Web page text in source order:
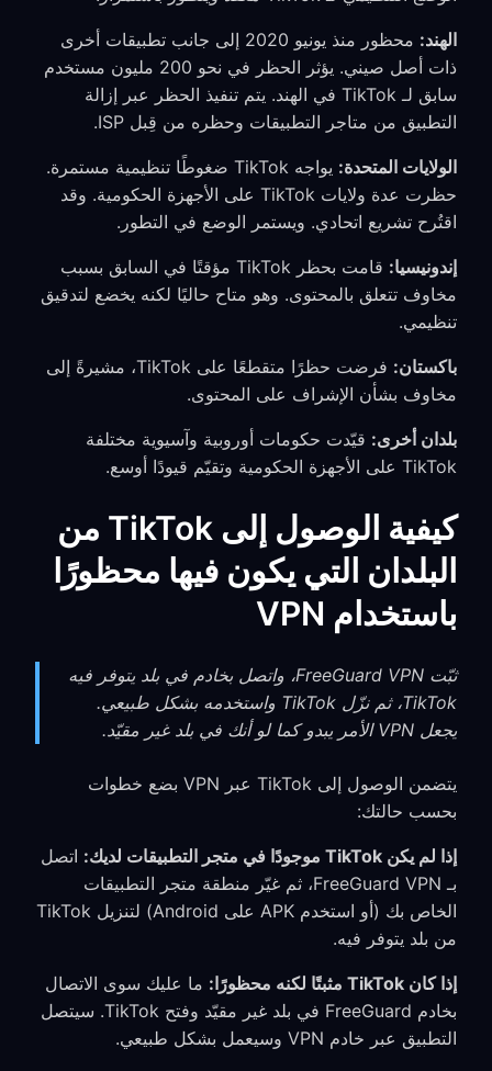
الهند:
محظور منذ يونيو 2020 إلى جانب تطبيقات أخرى
ذات أصل صيني. يؤثر الحظر في نحو 200 مليون مستخدم
سابق لـ TikTok في الهند. يتم تنفيذ الحظر عبر إزالة
التطبيق من متاجر التطبيقات وحظره من قِبل ISP.
الولايات المتحدة:
يواجه TikTok ضغوطًا تنظيمية مستمرة.
حظرت عدة ولايات TikTok على الأجهزة الحكومية. وقد
اقتُرح تشريع اتحادي. ويستمر الوضع في التطور.
إندونيسيا:
قامت بحظر TikTok مؤقتًا في السابق بسبب
مخاوف تتعلق بالمحتوى. وهو متاح حاليًا لكنه يخضع لتدقيق
تنظيمي.
باكستان:
فرضت حظرًا متقطعًا على TikTok، مشيرةً إلى
مخاوف بشأن الإشراف على المحتوى.
بلدان أخرى: قيّدت حكومات أوروبية وآسيوية مختلفة
TikTok على الأجهزة الحكومية وتقيّم قيودًا أوسع.
كيفية الوصول إلى TikTok من
البلدان التي يكون فيها محظورًا
باستخدام VPN
ثبّت FreeGuard VPN، واتصل بخادم في بلد يتوفر فيه
TikTok، ثم نزّل TikTok واستخدمه بشكل طبيعي.
يجعل VPN الأمر يبدو كما لو أنك في بلد غير مقيّد.
يتضمن الوصول إلى TikTok عبر VPN بضع خطوات
بحسب حالتك:
إذا لم يكن TikTok موجودًا في متجر التطبيقات لديك:
اتصل
بـ FreeGuard VPN، ثم غيّر منطقة متجر التطبيقات
الخاص بك (أو استخدم APK على Android) لتنزيل TikTok
من بلد يتوفر فيه.
إذا كان TikTok مثبتًا لكنه محظورًا:
ما عليك سوى الاتصال
بخادم FreeGuard في بلد غير مقيّد وفتح TikTok. سيتصل
التطبيق عبر خادم VPN وسيعمل بشكل طبيعي.